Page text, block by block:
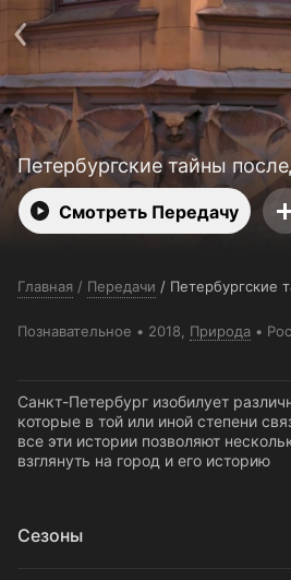
Петербургские тайны
Смотреть Передачу
Главная / Передачи / Петербургские
Познавательное 2018, Природа
Санкт-Петербург изобилует
которые в той или иной степени
все эти истории позволяют
взглянуть на город и его историю
Сезоны
Поддержка: support@24h.tv
О сервисе
Пользовательское
Политика конфиденциальности
Открыть приложение
Ввести
Установить на ТВ
Бесплатные